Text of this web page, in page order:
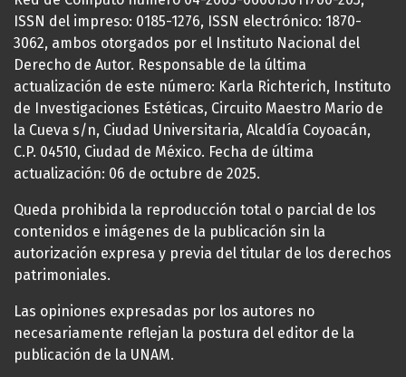
ISSN del impreso: 0185-1276, ISSN electrónico: 1870-
3062, ambos otorgados por el Instituto Nacional del
Derecho de Autor. Responsable de la última
actualización de este número: Karla Richterich, Instituto
de Investigaciones Estéticas, Circuito Maestro Mario de
la Cueva s/n, Ciudad Universitaria, Alcaldía Coyoacán,
C.P. 04510, Ciudad de México. Fecha de última
actualización: 06 de octubre de 2025.
Queda prohibida la reproducción total o parcial de los
contenidos e imágenes de la publicación sin la
autorización expresa y previa del titular de los derechos
patrimoniales.
Las opiniones expresadas por los autores no
necesariamente reflejan la postura del editor de la
publicación de la UNAM.